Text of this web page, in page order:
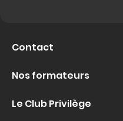
Contact
Nos formateurs
Le Club Privilège